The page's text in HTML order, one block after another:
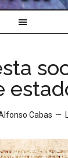
Cabas